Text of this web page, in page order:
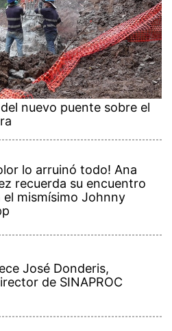
nuevo puente sobre el
lo arruinó todo! Ana
recuerda su encuentro
el mismísimo Johnny
José Donderis,
de SINAPROC